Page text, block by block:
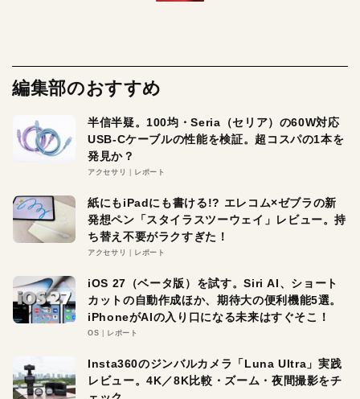
編集部のおすすめ
半信半疑。100均・Seria（セリア）の60W対応
USB-Cケーブルの性能を検証。超コスパの1本を
発見か？
アクセサリ レポート
紙にもiPadにも書ける!? エレコム×ゼブラの新
発想ペン「スタイラスツーウェイ」レビュー。持
ち替え不要がラクすぎた！
アクセサリ レポート
iOS 27（ベータ版）を試す。Siri AI、ショート
カットの自動作成ほか、期待大の便利機能5選。
iPhoneがAIの入り口になる未来はすぐそこ！
OS レポート
Insta360のジンバルカメラ「Luna Ultra」実践
レビュー。4K／8K比較・ズーム・夜間撮影をチ